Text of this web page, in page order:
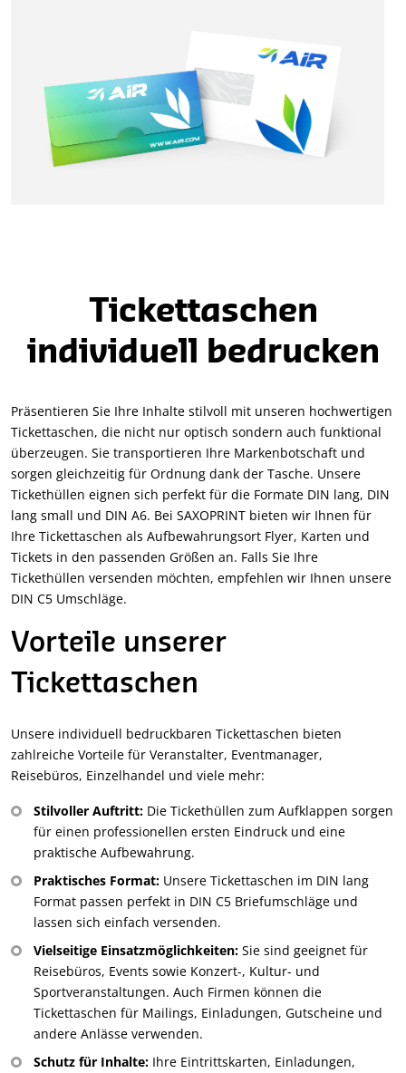
Tickettaschen
individuell bedrucken
Präsentieren Sie Ihre Inhalte stilvoll mit unseren hochwertigen
Tickettaschen, die nicht nur optisch sondern auch funktional
überzeugen. Sie transportieren Ihre Markenbotschaft und
sorgen gleichzeitig für Ordnung dank der Tasche. Unsere
Tickethüllen eignen sich perfekt für die Formate DIN lang, DIN
lang small und DIN A6. Bei SAXOPRINT bieten wir Ihnen für
Ihre Tickettaschen als Aufbewahrungsort Flyer, Karten und
Tickets in den passenden Größen an. Falls Sie Ihre
Tickethüllen versenden möchten, empfehlen wir Ihnen unsere
DIN C5 Umschläge.
Vorteile unserer
Tickettaschen
Unsere individuell bedruckbaren Tickettaschen bieten
zahlreiche Vorteile für Veranstalter, Eventmanager,
Reisebüros, Einzelhandel und viele mehr:
Stilvoller Auftritt: Die Tickethüllen zum Aufklappen sorgen
für einen professionellen ersten Eindruck und eine
praktische Aufbewahrung.
Praktisches Format: Unsere Tickettaschen im DIN lang
Format passen perfekt in DIN C5 Briefumschläge und
lassen sich einfach versenden.
Vielseitige Einsatzmöglichkeiten: Sie sind geeignet für
Reisebüros, Events sowie Konzert-, Kultur- und
Sportveranstaltungen. Auch Firmen können die
Tickettaschen für Mailings, Einladungen, Gutscheine und
andere Anlässe verwenden.
Schutz für Inhalte: Ihre Eintrittskarten, Einladungen,